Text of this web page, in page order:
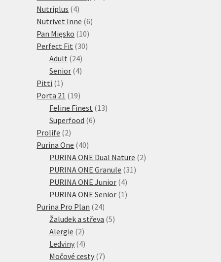
Nutriplus 44
produkty
Nutrivet Inne 66
Pan Mięsko 1010
produktů
Perfect Fit 3030
Adult 2424
produktů
Senior 44
Pitti 1 1
produkt
Porta 21 1919
produktů
Feline Finest 1313
Superfood 66
Prolife 22
produkty
Purina One 4040
produktů
PURINA ONE Dual Nature 22
PURINA ONE Granule 31 31
PURINA ONE Junior 44
produkty
PURINA ONE Senior 1 1
Purina Pro Plan 2424
produktů
Žaludek a střeva 55
Alergie 22
produkty
Ledviny 44
produkty
Močové cesty 77